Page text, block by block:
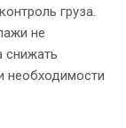
груза.
не
снижать
необходимости